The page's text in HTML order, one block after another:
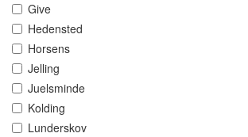
Give
Hedensted
Horsens
Jelling
Juelsminde
Kolding
Lunderskov